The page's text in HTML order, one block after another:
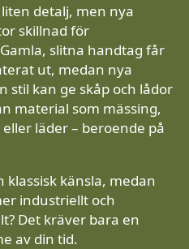
detalj, men nya
skillnad för
slitna handtag får
ut, medan nya
stil kan ge skåp och lådor
material som mässing,
läder – beroende på
klassisk känsla, medan
industriellt och
Det kräver bara en
av din tid.